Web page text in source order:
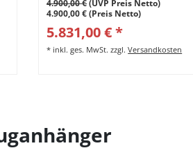
4.900,00 €(UVP Preis Netto)
4.900,00 € (Preis Netto)
5.831,00 € *
* inkl. ges. MwSt. zzgl.Versandkosten